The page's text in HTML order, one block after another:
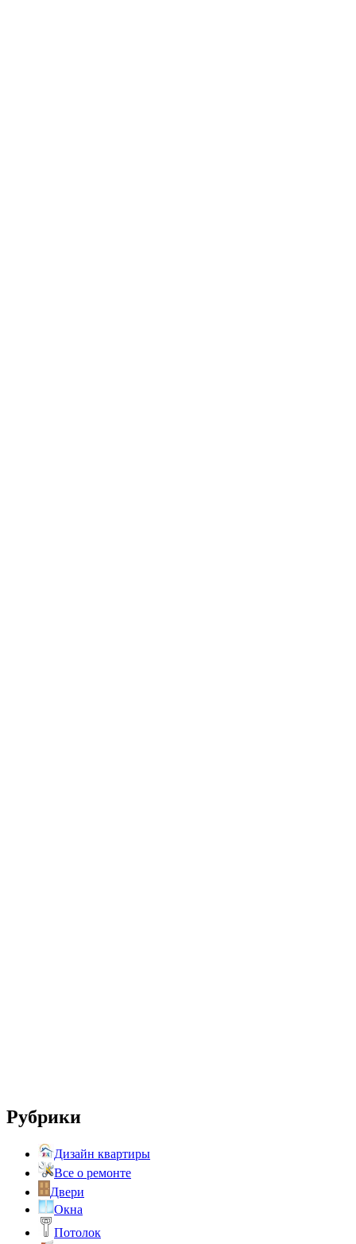
Рубрики
Дизайн квартиры
Все о ремонте
Двери
Окна
Потолок